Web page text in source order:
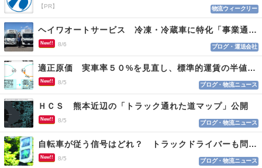
【PR】 物流ウィークリー
ヘイワオートサービス 冷凍・冷蔵車に特化「事業通じ貢献目指す」
New!! 8/6 ブログ・運送会社
適正原価 実車率５０%を見直し、標準的運賃の半値の恐れも
New!! 8/5 ブログ・物流ニュース
ＨＣＳ 熊本近辺の「トラック通れた道マップ」公開
New!! 8/5 ブログ・物流ニュース
自転車が従う信号はどれ？ トラックドライバーも問われる認識
New!! 8/5 ブログ・物流ニュース